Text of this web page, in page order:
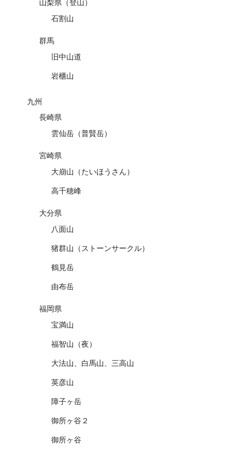
山梨県（登山）
石割山
群馬
旧中山道
岩櫃山
九州
長崎県
雲仙岳（普賢岳）
宮崎県
大崩山（たいほうさん）
高千穂峰
大分県
八面山
猪群山（ストーンサークル）
鶴見岳
由布岳
福岡県
宝満山
福智山（夜）
大法山、白馬山、三高山
英彦山
障子ヶ岳
御所ヶ谷２
御所ヶ谷